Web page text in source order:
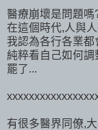
醫療崩壞是問題
在這個時代,人與
我認為各行各業都
純粹看自己如何
罷了...
有很多醫界同僚,